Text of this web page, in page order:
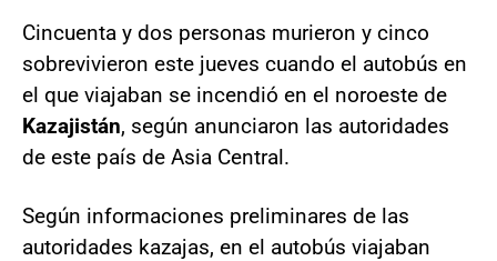
Cincuenta y dos personas murieron y cinco
sobrevivieron este jueves cuando el autobús en
el que viajaban se incendió en el noroeste de
Kazajistán, según anunciaron las autoridades
de este país de Asia Central.
Según informaciones preliminares de las
autoridades kazajas, en el autobús viajaban